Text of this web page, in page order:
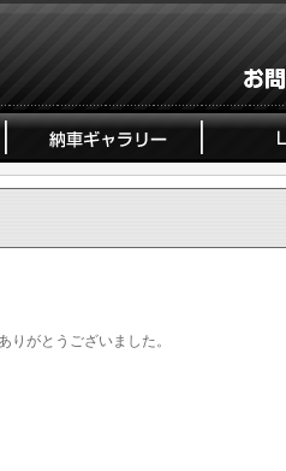
がとうございました。